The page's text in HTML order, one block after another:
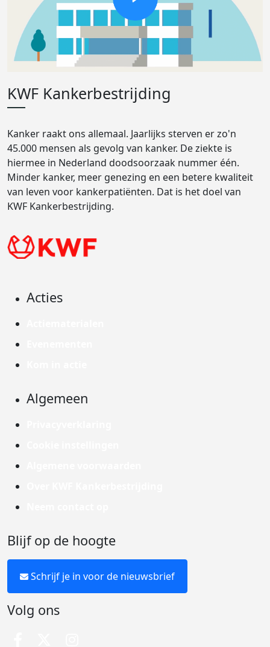
KWF Kankerbestrijding
Kanker raakt ons allemaal. Jaarlijks sterven er zo'n
45.000 mensen als gevolg van kanker. De ziekte is
hiermee in Nederland doodsoorzaak nummer één.
Minder kanker, meer genezing en een betere kwaliteit
van leven voor kankerpatiënten. Dat is het doel van
KWF Kankerbestrijding.
Acties
Algemeen
Blijf op de hoogte
Schrijf je in voor de nieuwsbrief
Volg ons